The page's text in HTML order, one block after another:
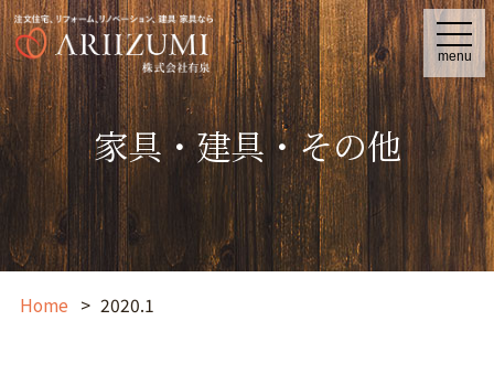
t
o
g
g
l
n
v
i
menu
家具・建具・その他
Home 2020.1